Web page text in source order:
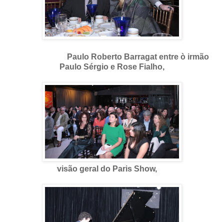
Paulo Roberto Barragat entre ò irmão
Paulo Sérgio e Rose Fialho,
visão geral do Paris Show,